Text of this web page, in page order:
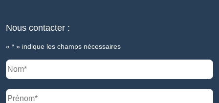
Nous contacter :
« * » indique les champs nécessaires